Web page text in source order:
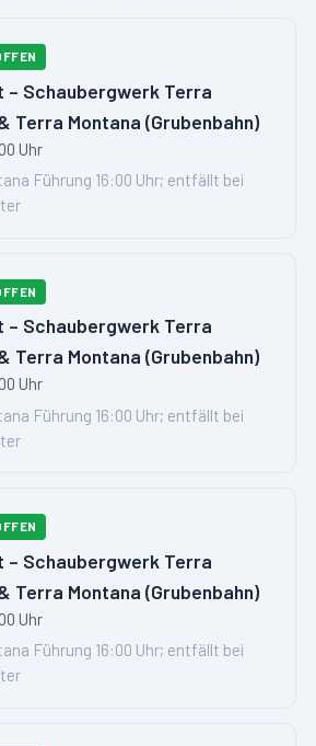
– Schaubergwerk Terra
Terra Montana (Grubenbahn)
Uhr
Führung 16:00 Uhr; entfällt bei
– Schaubergwerk Terra
Terra Montana (Grubenbahn)
Uhr
Führung 16:00 Uhr; entfällt bei
– Schaubergwerk Terra
Terra Montana (Grubenbahn)
Uhr
Führung 16:00 Uhr; entfällt bei